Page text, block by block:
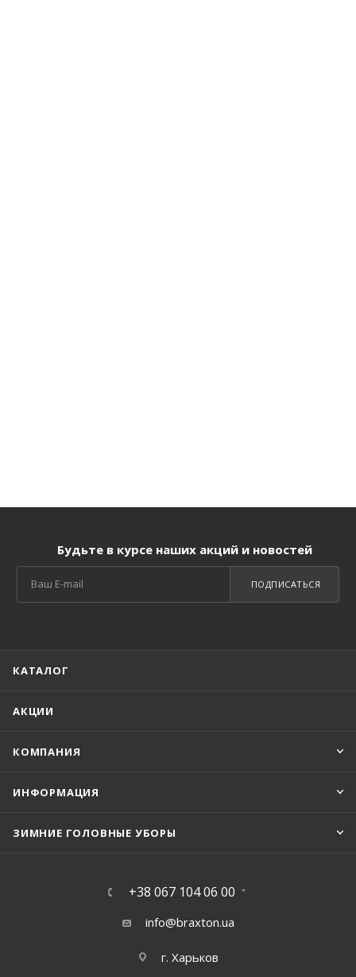
Будьте в курсе наших акций и новостей
ПОДПИСАТЬСЯ
КАТАЛОГ
АКЦИИ
КОМПАНИЯ
ИНФОРМАЦИЯ
ЗИМНИЕ ГОЛОВНЫЕ УБОРЫ
+38 067 104 06 00
info@braxton.ua
г. Харьков